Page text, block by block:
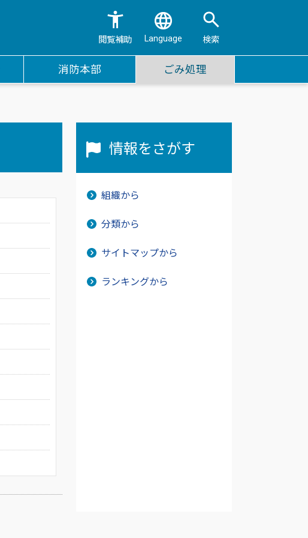
閲覧補助 Language 検索
消防本部 ごみ処理
情報をさがす
組織から
分類から
サイトマップから
ランキングから